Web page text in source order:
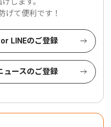
げて便利です！
LINEのご登録
ュースのご登録